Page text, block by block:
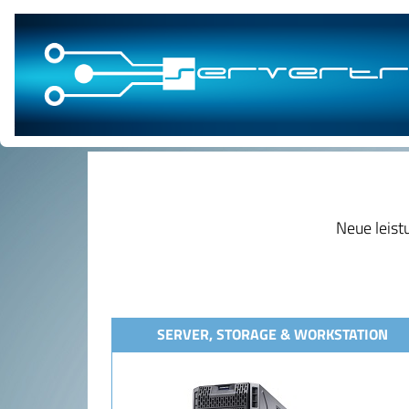
Neue
SERVER, STORAGE & WORKSTATION